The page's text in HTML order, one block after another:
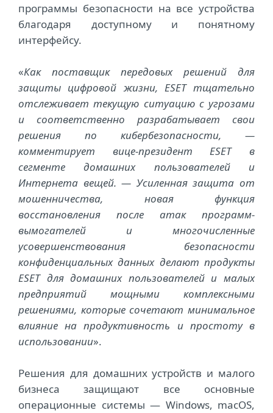
программы безопасности на все устройства
благодаря доступному и понятному
интерфейсу.
«Как поставщик передовых решений для
защиты цифровой жизни, ESET тщательно
отслеживает текущую ситуацию с угрозами
и соответственно разрабатывает свои
решения по кибербезопасности, ―
комментирует вице-президент ESET в
сегменте домашних пользователей и
Интернета вещей. ― Усиленная защита от
мошенничества, новая функция
восстановления после атак программ-
вымогателей и многочисленные
усовершенствования безопасности
конфиденциальных данных делают продукты
ESET для домашних пользователей и малых
предприятий мощными комплексными
решениями, которые сочетают минимальное
влияние на продуктивность и простоту в
использовании».
Решения для домашних устройств и малого
бизнеса защищают все основные
операционные системы ― Windows, macOS,